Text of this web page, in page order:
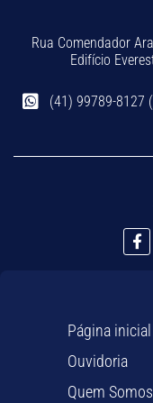
Rua Comendador
Edifício
(41) 99789-8127
Página inicial
Ouvidoria
Quem Somos